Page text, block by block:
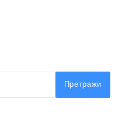
Претражи